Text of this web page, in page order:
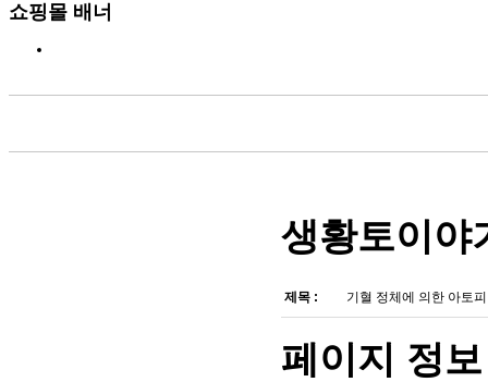
쇼핑몰 배너
생황토이야
제목 : 기혈 정체에 의한 아토
페이지 정보